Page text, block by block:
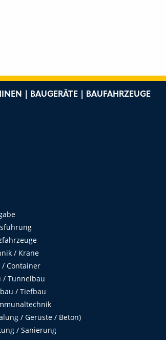
| BAUGERÄTE | BAUFAHRZEUGE
/ Krane
/ Container
/ Tunnelbau
/ Tiefbau
/ Gerüste / Beton)
/ Sanierung